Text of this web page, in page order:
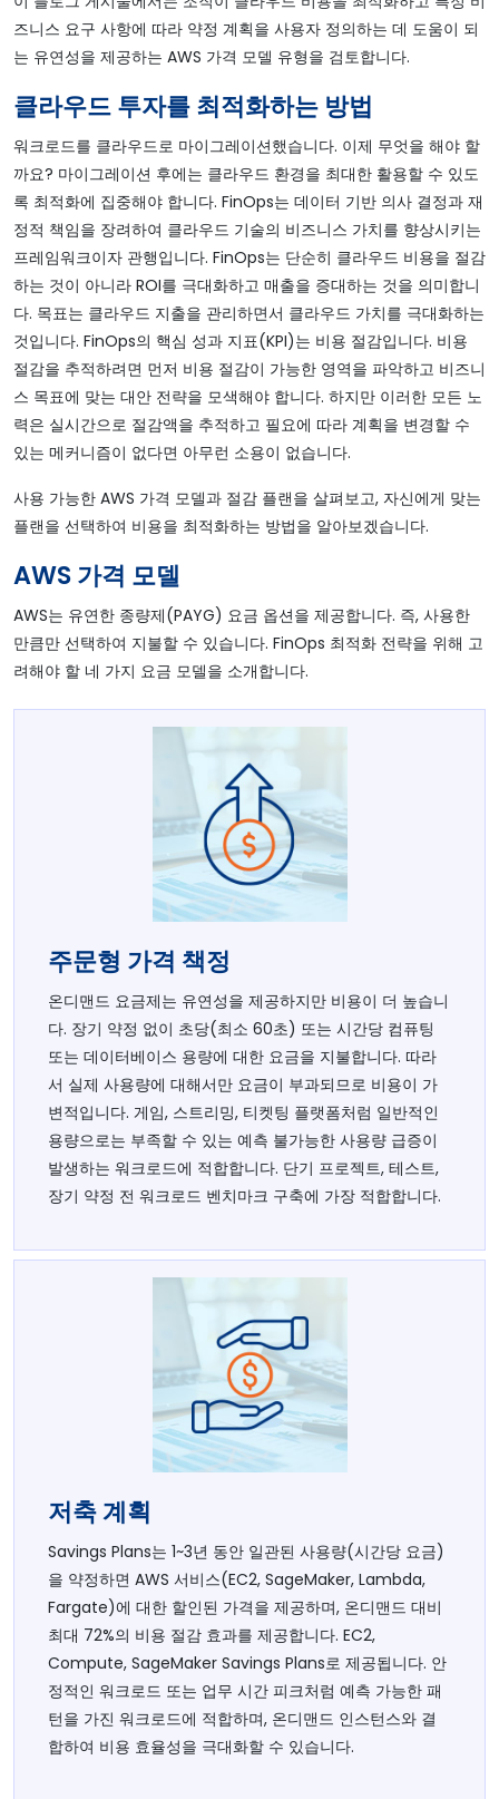
즈니스 요구 사항에 따라 약정 계획을 사용자 정의하는 데 도움이 되
는 유연성을 제공하는 AWS 가격 모델 유형을 검토합니다.
클라우드 투자를 최적화하는 방법
워크로드를 클라우드로 마이그레이션했습니다. 이제 무엇을 해야 할
까요? 마이그레이션 후에는 클라우드 환경을 최대한 활용할 수 있도
록 최적화에 집중해야 합니다. FinOps는 데이터 기반 의사 결정과 재
정적 책임을 장려하여 클라우드 기술의 비즈니스 가치를 향상시키는
프레임워크이자 관행입니다. FinOps는 단순히 클라우드 비용을 절감
하는 것이 아니라 ROI를 극대화하고 매출을 증대하는 것을 의미합니
다. 목표는 클라우드 지출을 관리하면서 클라우드 가치를 극대화하는
것입니다. FinOps의 핵심 성과 지표(KPI)는 비용 절감입니다. 비용
절감을 추적하려면 먼저 비용 절감이 가능한 영역을 파악하고 비즈니
스 목표에 맞는 대안 전략을 모색해야 합니다. 하지만 이러한 모든 노
력은 실시간으로 절감액을 추적하고 필요에 따라 계획을 변경할 수
있는 메커니즘이 없다면 아무런 소용이 없습니다.
사용 가능한 AWS 가격 모델과 절감 플랜을 살펴보고, 자신에게 맞는
플랜을 선택하여 비용을 최적화하는 방법을 알아보겠습니다.
AWS 가격 모델
AWS는 유연한 종량제(PAYG) 요금 옵션을 제공합니다. 즉, 사용한
만큼만 선택하여 지불할 수 있습니다. FinOps 최적화 전략을 위해 고
려해야 할 네 가지 요금 모델을 소개합니다.
주문형 가격 책정
온디맨드 요금제는 유연성을 제공하지만 비용이 더 높습니
다. 장기 약정 없이 초당(최소 60초) 또는 시간당 컴퓨팅
또는 데이터베이스 용량에 대한 요금을 지불합니다. 따라
서 실제 사용량에 대해서만 요금이 부과되므로 비용이 가
변적입니다. 게임, 스트리밍, 티켓팅 플랫폼처럼 일반적인
용량으로는 부족할 수 있는 예측 불가능한 사용량 급증이
발생하는 워크로드에 적합합니다. 단기 프로젝트, 테스트,
장기 약정 전 워크로드 벤치마크 구축에 가장 적합합니다.
저축 계획
Savings Plans는 1~3년 동안 일관된 사용량(시간당 요금)
을 약정하면 AWS 서비스(EC2, SageMaker, Lambda,
Fargate)에 대한 할인된 가격을 제공하며, 온디맨드 대비
최대 72%의 비용 절감 효과를 제공합니다. EC2,
Compute, SageMaker Savings Plans로 제공됩니다. 안
정적인 워크로드 또는 업무 시간 피크처럼 예측 가능한 패
턴을 가진 워크로드에 적합하며, 온디맨드 인스턴스와 결
합하여 비용 효율성을 극대화할 수 있습니다.